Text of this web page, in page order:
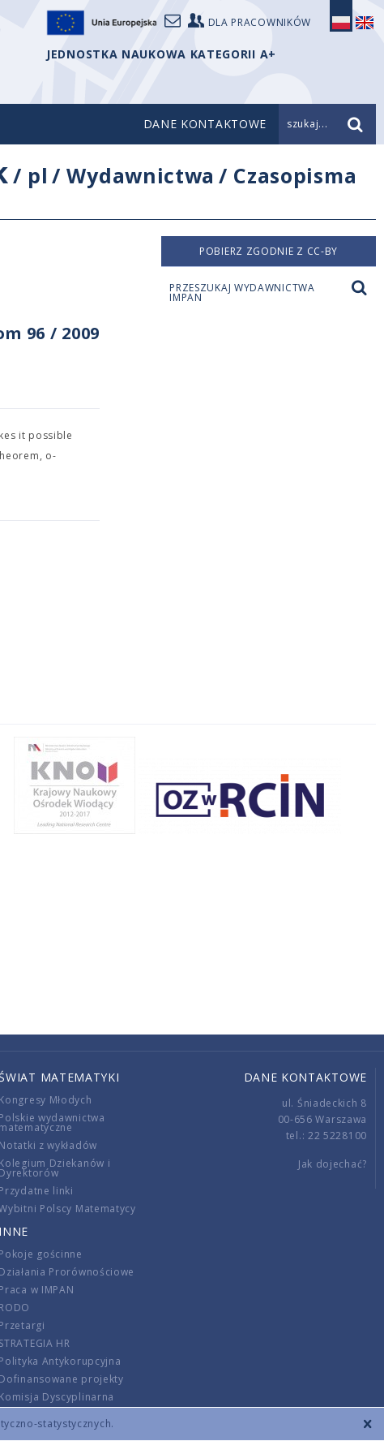
statystycznych.
DLA PRACOWNIKÓW
JEDNOSTKA NAUKOWA KATEGORII A+
DANE KONTAKTOWE szukaj...
/ pl /Wydawnictwa / Czasopisma
96 / 2009
it possible
o-
POBIERZ ZGODNIE Z CC-BY
PRZESZUKAJ WYDAWNICTWA
IMPAN
MATEMATYKI
Kongresy Młodych
Polskie wydawnictwa
matematyczne
Notatki z wykładów
Kolegium Dziekanów i
Dyrektorów
Przydatne linki
Polscy Matematycy
INNE
Pokoje gościnne
Działania Prorównościowe
Praca w IMPAN
RODO
Przetargi
STRATEGIA HR
Polityka Antykorupcyjna
Dofinansowane projekty
Komisja Dyscyplinarna
Wnoszenie opłat
DANE KONTAKTOWE
ul. Śniadeckich 8
00-656 Warszawa
tel.: 22 5228100
Jak dojechać?